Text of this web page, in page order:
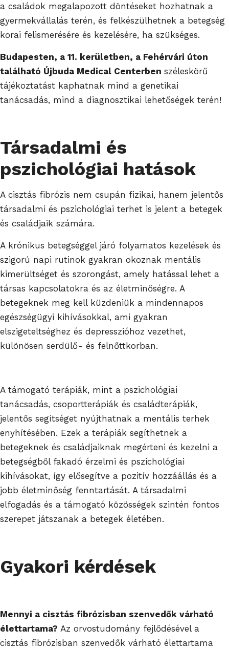
a családok megalapozott döntéseket hozhatnak a
gyermekvállalás terén, és felkészülhetnek a betegség
korai felismerésére és kezelésére, ha szükséges.
Budapesten, a 11. kerületben, a Fehérvári úton
található Újbuda Medical Centerben széleskörű
tájékoztatást kaphatnak mind a genetikai
tanácsadás, mind a diagnosztikai lehetőségek terén!
Társadalmi és
pszichológiai hatások
A cisztás fibrózis nem csupán fizikai, hanem jelentős
társadalmi és pszichológiai terhet is jelent a betegek
és családjaik számára.
A krónikus betegséggel járó folyamatos kezelések és
szigorú napi rutinok gyakran okoznak mentális
kimerültséget és szorongást, amely hatással lehet a
társas kapcsolatokra és az életminőségre. A
betegeknek meg kell küzdeniük a mindennapos
egészségügyi kihívásokkal, ami gyakran
elszigeteltséghez és depresszióhoz vezethet,
különösen serdülő- és felnőttkorban.
A támogató terápiák, mint a pszichológiai
tanácsadás, csoportterápiák és családterápiák,
jelentős segítséget nyújthatnak a mentális terhek
enyhítésében. Ezek a terápiák segíthetnek a
betegeknek és családjaiknak megérteni és kezelni a
betegségből fakadó érzelmi és pszichológiai
kihívásokat, így elősegítve a pozitív hozzáállás és a
jobb életminőség fenntartását. A társadalmi
elfogadás és a támogató közösségek szintén fontos
szerepet játszanak a betegek életében.
Gyakori kérdések
Mennyi a cisztás fibrózisban szenvedők várható
élettartama? Az orvostudomány fejlődésével a
cisztás fibrózisban szenvedők várható élettartama